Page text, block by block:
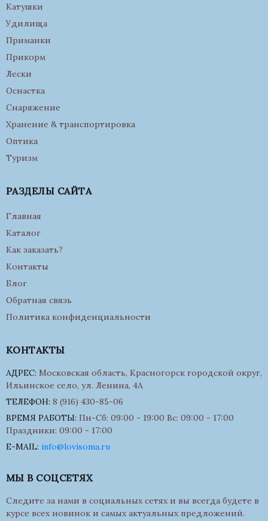
Катушки
Удилища
Приманки
Прикорм
Лески
Оснастка
Снаряжение
Хранение & транспортировка
Оптика
Туризм
РАЗДЕЛЫ САЙТА
Главная
Каталог
Как заказать?
Контакты
Блог
Обратная связь
Политика конфиденциальности
КОНТАКТЫ
АДРЕС: Московская область, Красногорск городской округ,
Ильинское село, ул. Ленина, 4А
ТЕЛЕФОН: 8 (916) 430-85-06
ВРЕМЯ РАБОТЫ: Пн-Сб: 09:00 - 19:00 Вс: 09:00 - 17:00
Праздники: 09:00 - 17:00
E-MAIL: info@lovisoma.ru
МЫ В СОЦСЕТЯХ
Следите за нами в социальных сетях и вы всегда будете в
курсе всех новинок и самых актуальных предложений.